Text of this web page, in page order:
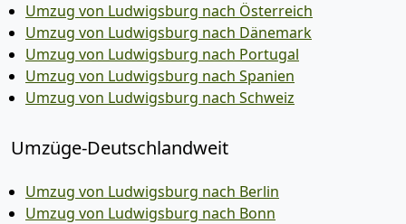
Umzug von Ludwigsburg nach Österreich
Umzug von Ludwigsburg nach Dänemark
Umzug von Ludwigsburg nach Portugal
Umzug von Ludwigsburg nach Spanien
Umzug von Ludwigsburg nach Schweiz
Umzüge-Deutschlandweit
Umzug von Ludwigsburg nach Berlin
Umzug von Ludwigsburg nach Bonn